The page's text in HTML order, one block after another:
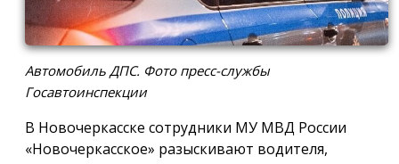
Автомобиль ДПС. Фото пресс-службы
Госавтоинспекции
В Новочеркасске сотрудники МУ МВД России
«Новочеркасское» разыскивают водителя,